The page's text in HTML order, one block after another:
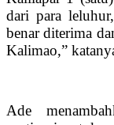
dari para
benar diterima
Kalimao,”
Ade